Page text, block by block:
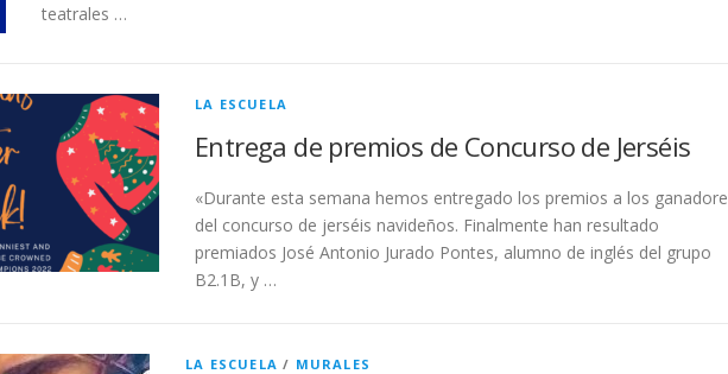
teatrales …
LA ESCUELA
Entrega de premios de Concurso de Jerséis
«Durante esta semana hemos entregado los premios a los
del concurso de jerséis navideños. Finalmente han resultado
premiados José Antonio Jurado Pontes, alumno de inglés del grupo
B2.1B, y …
LA ESCUELA / MURALES